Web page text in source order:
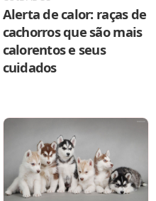
Alerta de calor: raças de
cachorros que são mais
calorentos e seus
cuidados